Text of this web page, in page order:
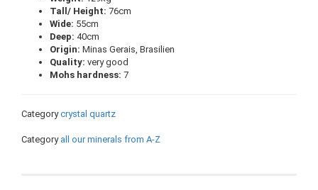
Tall/ Height: 76cm
Wide: 55cm
Deep: 40cm
Origin: Minas Gerais, Brasilien
Quality: very good
Mohs hardness: 7
Categorycrystal quartz
Category all our minerals from A-Z